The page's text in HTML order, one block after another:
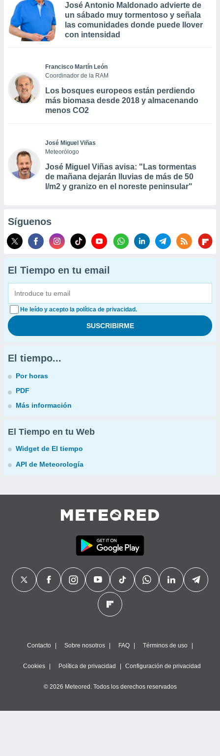
José Antonio Maldonado advierte de
un sábado muy tormentoso y señala
las comunidades donde puede llover
con intensidad
Francisco Martín León
Coordinador de la RAM
Los bosques europeos están perdiendo
más biomasa desde 2018 y almacenando
menos CO2
José Miguel Viñas
Meteorólogo
José Miguel Viñas avisa: "Las tormentas
de mañana dejarán lluvias de más de 50
l/m2 y granizo en el noreste peninsular"
Síguenos
El Tiempo en tu email
He leído y acepto la política de privacidad.
El tiempo...
Por horas
PDF
Más información
El Tiempo en tu Web
Widget de El tiempo
API de Meteorología
Contacto Sobre nosotros FAQ Términos de uso
Cookies Política de privacidad Configuración de privacidad
© 2026 Meteored. Todos los derechos reservados